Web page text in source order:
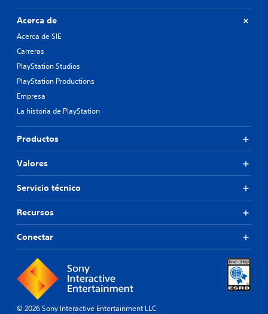
Acerca de
Acerca de SIE
Carreras
PlayStation Studios
PlayStation Productions
Empresa
La historia de PlayStation
Productos
Valores
Servicio técnico
Recursos
Conectar
© 2026 Sony Interactive Entertainment LLC